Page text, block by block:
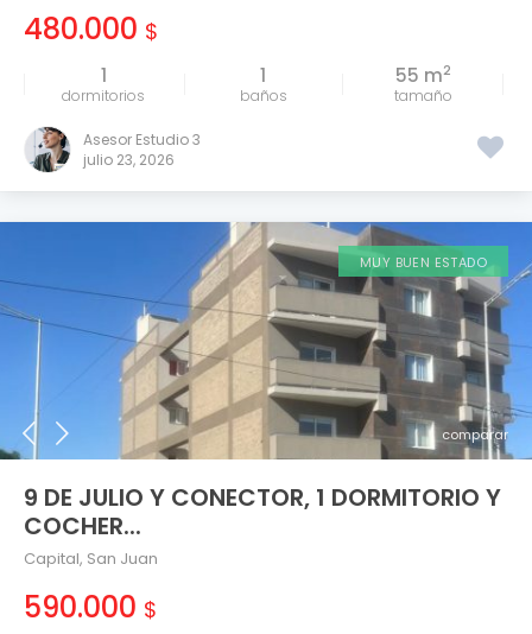
480.000 $
1 1 55 m2
tamaño
Asesor Estudio 3
julio 23, 2026
comparar
MUY BUEN ESTADO
9 DE JULIO Y CONECTOR, 1 DORMITORIO Y
COCHER...
Capital, San Juan
590.000 $